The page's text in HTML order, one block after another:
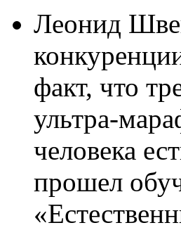
Леонид
факт, что
ультра-
человека
прошел